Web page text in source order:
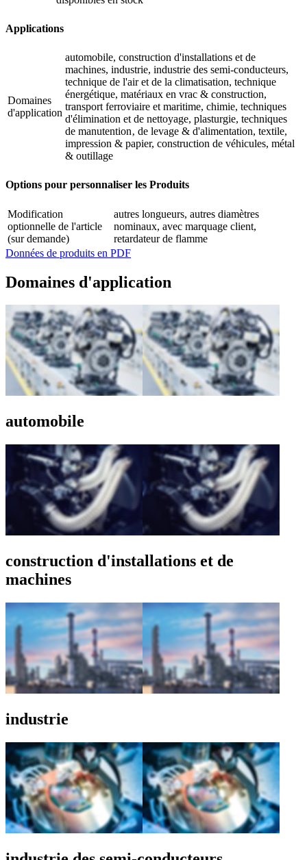
Applications
Domaines
d'application
automobile, construction d'installations et de
machines, industrie, industrie des semi-conducteurs,
technique de l'air et de la climatisation, technique
énergétique, matériaux en vrac & construction,
transport ferroviaire et maritime, chimie, techniques
d'élimination et de nettoyage, plasturgie, techniques
de manutention‚ de levage & d'alimentation, textile,
impression & papier, construction de véhicules, métal
& outillage
Options pour personnaliser les Produits
Modification
optionnelle de l'article
(sur demande)
autres longueurs, autres diamètres
nominaux, avec marquage client,
retardateur de flamme
Données de produits en PDF
Domaines d'application
automobile
construction d'installations et de
machines
industrie